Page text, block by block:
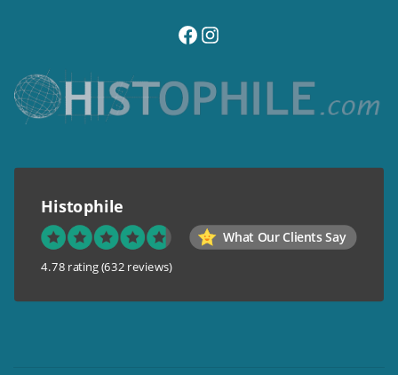
visitez notre page facebook
suivez notre compte instagram
Histophile
What Our Clients Say
4.78 rating (632 reviews)